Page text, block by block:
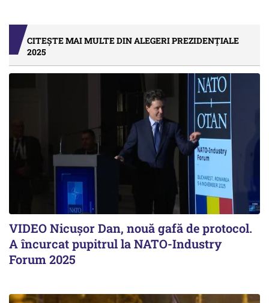
CITEȘTE MAI MULTE DIN ALEGERI PREZIDENȚIALE
2025
VIDEO Nicușor Dan, nouă gafă de protocol.
A încurcat pupitrul la NATO-Industry
Forum 2025